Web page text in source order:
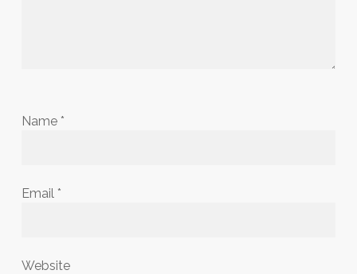
Name *
Email *
Website